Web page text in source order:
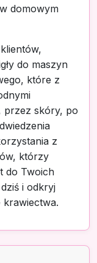
domowym
do maszyn
które z
przez skóry, po
z
którzy
do Twoich
i odkryj
krawiectwa.